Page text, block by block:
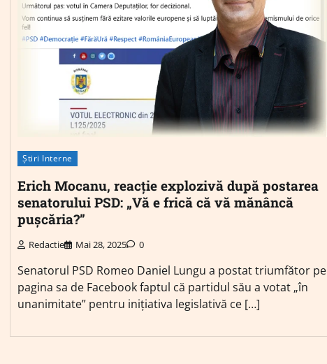
Știri Interne
Erich Mocanu, reacție explozivă după postarea
senatorului PSD: „Vă e frică că vă mănâncă
pușcăria?”
Redactie Mai 28, 2025 0
Senatorul PSD Romeo Daniel Lungu a postat triumfător pe
pagina sa de Facebook faptul că partidul său a votat „în
unanimitate” pentru inițiativa legislativă ce […]